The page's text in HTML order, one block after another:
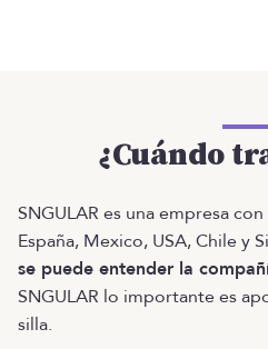
¿Cuándo
SNGULAR es una empresa
España, Mexico, USA, Chile y
se puede entender la
SNGULAR lo importante es
silla.